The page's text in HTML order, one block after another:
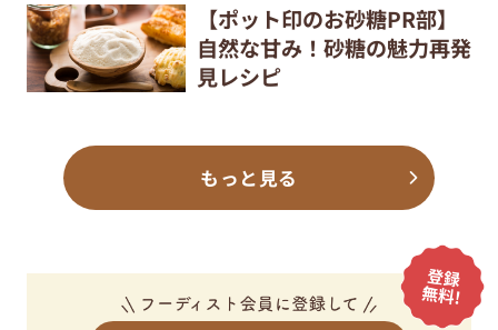
【ポット印のお砂糖PR部】
自然な甘み！砂糖の魅力再発
見レシピ
もっと見る